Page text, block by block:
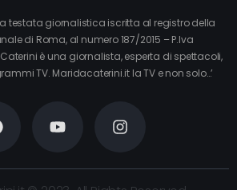
testata giornalistica iscritta al registro della
di Roma, al numero 187/2015 – P.Iva
è una giornalista, esperta di spettacoli,
TV. Maridacaterini.it la TV e non solo…’